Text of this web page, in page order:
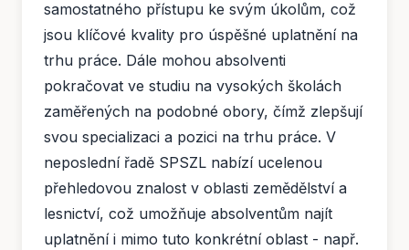
samostatného přístupu ke svým úkolům, což
jsou klíčové kvality pro úspěšné uplatnění na
trhu práce. Dále mohou absolventi
pokračovat ve studiu na vysokých školách
zaměřených na podobné obory, čímž zlepšují
svou specializaci a pozici na trhu práce. V
neposlední řadě SPSZL nabízí ucelenou
přehledovou znalost v oblasti zemědělství a
lesnictví, což umožňuje absolventům najít
uplatnění i mimo tuto konkrétní oblast - např.